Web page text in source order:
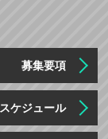
募集要項
ケジュール